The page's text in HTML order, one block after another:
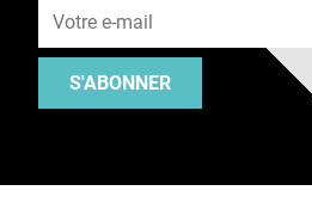
S'ABONNER